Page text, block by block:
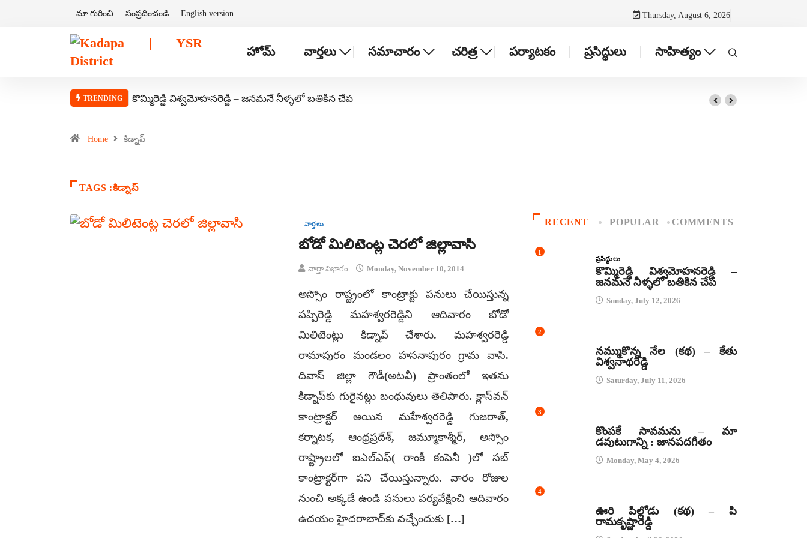
మా గురించి సంప్రదించండి English version Thursday, August 6, 2026
హోమ్ వార్తలు సమాచారం చరిత్ర పర్యాటకం ప్రసిద్ధులు సాహిత్యం
TRENDING కొమ్మిరెడ్డి విశ్వమోహనరెడ్డి – జనమనే నీళ్ళలో బతికిన చేప
Home కిడ్నాప్
TAGS :కిడ్నాప్
వార్తలు
బోడో మిలిటెంట్ల చెరలో జిల్లావాసి
వార్తా విభాగం Monday, November 10, 2014
అస్సోం రాష్ట్రంలో కాంట్రాక్టు పనులు చేయిస్తున్న
పప్పిరెడ్డి మహశ్వరరెడ్డిని ఆదివారం బోడో
మిలిటెంట్లు కిడ్నాప్ చేశారు. మహశ్వరరెడ్డి
రామాపురం మండలం హసనాపురం గ్రామ వాసి.
దివాస్ జిల్లా గౌడీ(అటవీ) ప్రాంతంలో ఇతను
కిడ్నాప్‌కు గురైనట్లు బంధువులు తెలిపారు. క్లాస్‌వన్
కాంట్రాక్టర్ అయిన మహేశ్వరరెడ్డి గుజరాత్,
కర్నాటక, ఆంధ్రప్రదేశ్, జమ్మూకాశ్మీర్, అస్సోం
రాష్ట్రాలలో ఐఎల్‌ఎఫ్( రాంకీ కంపెనీ )లో సబ్
కాంట్రాక్టర్‌గా పని చేయిస్తున్నారు. వారం రోజుల
నుంచి అక్కడే ఉండి పనులు పర్యవేక్షించి ఆదివారం
ఉదయం హైదరాబాద్‌కు వచ్చేందుకు […]
RECENT POPULAR COMMENTS
1
ప్రసిద్ధులు
కొమ్మిరెడ్డి విశ్వమోహనరెడ్డి –
జనమనే నీళ్ళలో బతికిన చేప
Sunday, July 12, 2026
2
నమ్ముకొన్న నేల (కథ) – కేతు
విశ్వనాథరెడ్డి
Saturday, July 11, 2026
3
కొంపకే సావమను – మా
డవుటుగాన్ని : జానపదగీతం
Monday, May 4, 2026
4
ఊరి పిల్లోడు (కథ) – పి
రామకృష్ణారెడ్డి